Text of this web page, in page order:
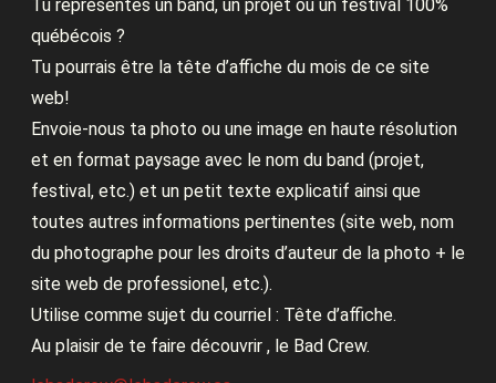
Tu représentes un band, un projet ou un festival 100%
québécois ?
Tu pourrais être la tête d’affiche du mois de ce site
web!
Envoie-nous ta photo ou une image en haute résolution
et en format paysage avec le nom du band (projet,
festival, etc.) et un petit texte explicatif ainsi que
toutes autres informations pertinentes (site web, nom
du photographe pour les droits d’auteur de la photo + le
site web de professionel, etc.).
Utilise comme sujet du courriel : Tête d’affiche.
Au plaisir de te faire découvrir , le Bad Crew.